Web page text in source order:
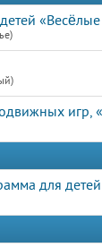
«Весёлые
игр,
для